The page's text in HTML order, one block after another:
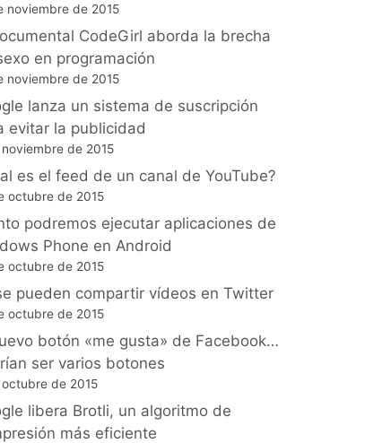
noviembre de 2015
CodeGirl aborda la brecha
en programación
noviembre de 2015
lanza un sistema de suscripción
evitar la publicidad
de 2015
es el feed de un canal de YouTube?
octubre de 2015
podremos ejecutar aplicaciones de
Phone en Android
octubre de 2015
pueden compartir vídeos en Twitter
octubre de 2015
botón «me gusta» de Facebook…
ser varios botones
de 2015
libera Brotli, un algoritmo de
más eficiente